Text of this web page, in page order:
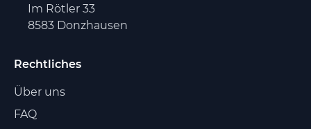
Im Rötler 33
8583 Donzhausen
Rechtliches
Über uns
FAQ